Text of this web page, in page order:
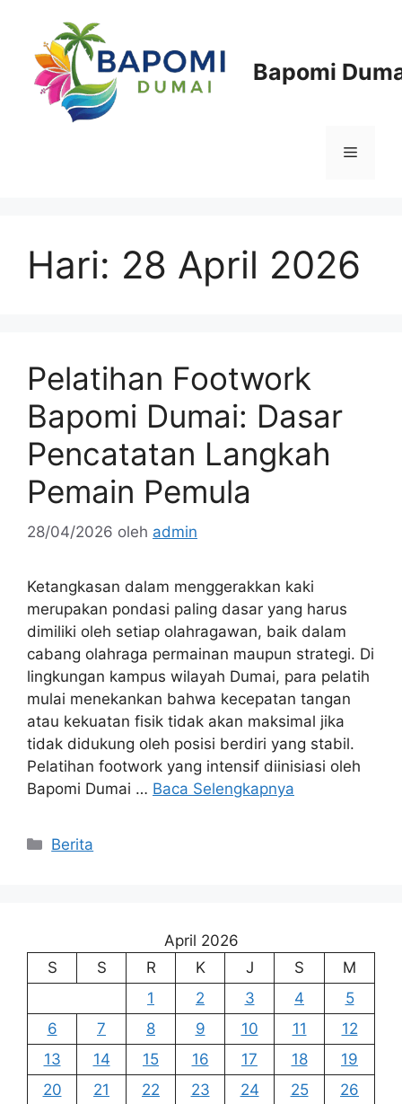
Bapomi
Menu
Hari: 28 April 2026
Pelatihan Footwork
Bapomi Dumai: Dasar
Pencatatan Langkah
Pemain Pemula
28/04/2026 oleh admin
Ketangkasan dalam menggerakkan kaki
merupakan pondasi paling dasar yang harus
dimiliki oleh setiap olahragawan, baik dalam
cabang olahraga permainan maupun strategi. Di
lingkungan kampus wilayah Dumai, para pelatih
mulai menekankan bahwa kecepatan tangan
atau kekuatan fisik tidak akan maksimal jika
tidak didukung oleh posisi berdiri yang stabil.
Pelatihan footwork yang intensif diinisiasi oleh
Bapomi Dumai … Baca Selengkapnya
Kategori
Berita
April 2026
S
S R K J S
M
1
2 3 4
5
6
7 8 9 10 11
12
13
14 15 16 17 18
19
20
21 22 23 24 25
26